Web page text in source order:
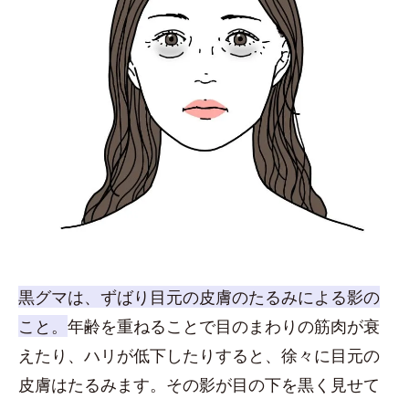
黒グマは、ずばり目元の皮膚のたるみによる影の
こと。 年齢を重ねることで目のまわりの筋肉が衰
えたり、ハリが低下したりすると、徐々に目元の
皮膚はたるみます。その影が目の下を黒く見せて